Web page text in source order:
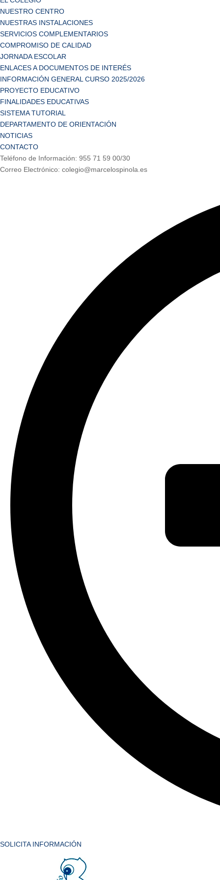
NUESTRO CENTRO
NUESTRAS INSTALACIONES
SERVICIOS COMPLEMENTARIOS
COMPROMISO DE CALIDAD
JORNADA ESCOLAR
ENLACES A DOCUMENTOS DE INTERÉS
INFORMACIÓN GENERAL CURSO 2025/2026
PROYECTO EDUCATIVO
FINALIDADES EDUCATIVAS
SISTEMA TUTORIAL
DEPARTAMENTO DE ORIENTACIÓN
NOTICIAS
CONTACTO
Teléfono de Información: 955 71 59 00/30
Correo Electrónico: colegio@marcelospinola.es
SOLICITA INFORMACIÓN